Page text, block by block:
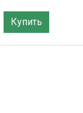
Купить